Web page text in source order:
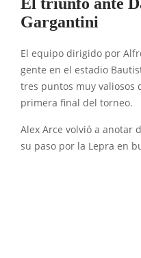
Gargantini
El equipo dirigido por
gente en el estadio
tres puntos muy valiosos
primera final del torneo.
Alex Arce volvió a anotar
su paso por la Lepra en